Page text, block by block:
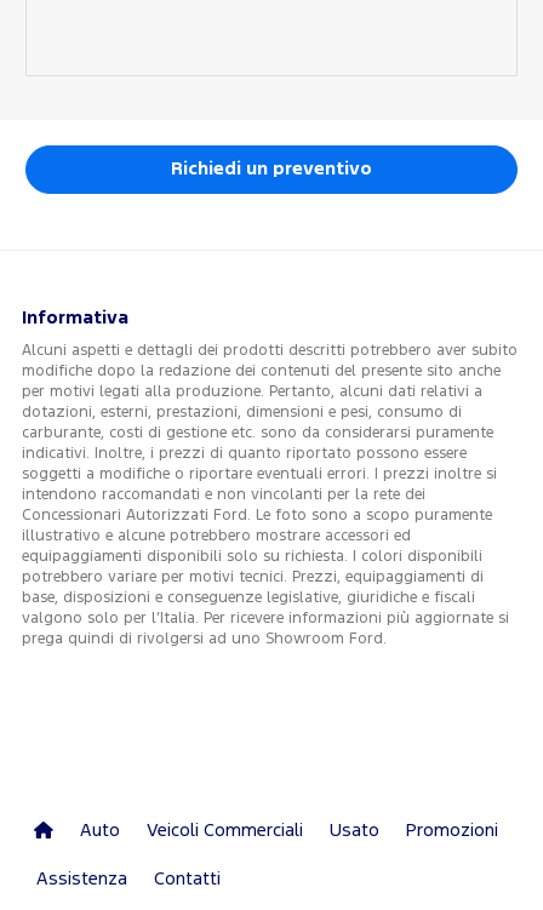
Richiedi un preventivo
Informativa
Alcuni aspetti e dettagli dei prodotti descritti potrebbero aver subito
modifiche dopo la redazione dei contenuti del presente sito anche
per motivi legati alla produzione. Pertanto, alcuni dati relativi a
dotazioni, esterni, prestazioni, dimensioni e pesi, consumo di
carburante, costi di gestione etc. sono da considerarsi puramente
indicativi. Inoltre, i prezzi di quanto riportato possono essere
soggetti a modifiche o riportare eventuali errori. I prezzi inoltre si
intendono raccomandati e non vincolanti per la rete dei
Concessionari Autorizzati Ford. Le foto sono a scopo puramente
illustrativo e alcune potrebbero mostrare accessori ed
equipaggiamenti disponibili solo su richiesta. I colori disponibili
potrebbero variare per motivi tecnici. Prezzi, equipaggiamenti di
base, disposizioni e conseguenze legislative, giuridiche e fiscali
valgono solo per l’Italia. Per ricevere informazioni più aggiornate si
prega quindi di rivolgersi ad uno Showroom Ford.
Auto Veicoli Commerciali Usato Promozioni
Assistenza Contatti